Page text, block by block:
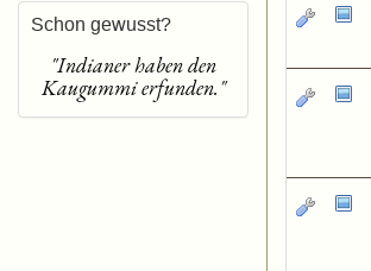
Schon gewusst?
"Indianer haben den
Kaugummi erfunden."